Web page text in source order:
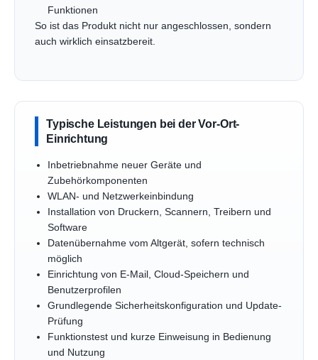
Funktionen
So ist das Produkt nicht nur angeschlossen, sondern
auch wirklich einsatzbereit.
Typische Leistungen bei der Vor-Ort-
Einrichtung
Inbetriebnahme neuer Geräte und
Zubehörkomponenten
WLAN- und Netzwerkeinbindung
Installation von Druckern, Scannern, Treibern und
Software
Datenübernahme vom Altgerät, sofern technisch
möglich
Einrichtung von E-Mail, Cloud-Speichern und
Benutzerprofilen
Grundlegende Sicherheitskonfiguration und Update-
Prüfung
Funktionstest und kurze Einweisung in Bedienung
und Nutzung